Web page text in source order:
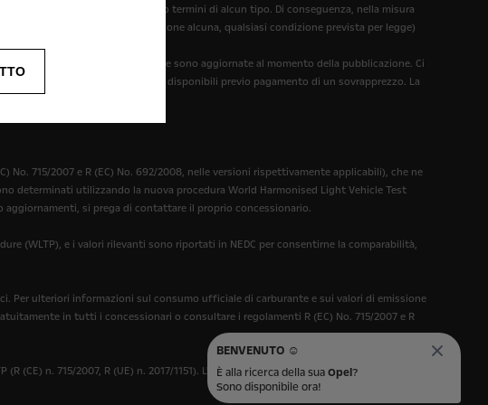
alcuna condizione, garanzia o termini di alcun tipo. Di conseguenza, nella misura
(compresi, senza limitazione alcuna, qualsiasi condizione prevista per legge)
Le informazioni fornite sono aggiornate al momento della pubblicazione. Ci
opzionali illustrati sono disponibili previo pagamento di un sovrapprezzo. La
o con costi aggiuntivi.
No. 715/2007 e R (EC) No. 692/2008, nelle versioni rispettivamente applicabili), che ne
determinati utilizzando la nuova procedura World Harmonised Light Vehicle Test
aggiornamenti, si prega di contattare il proprio concessionario.
(WLTP), e i valori rilevanti sono riportati in NEDC per consentirne la comparabilità,
Per ulteriori informazioni sul consumo ufficiale di carburante e sui valori di emissione
in tutti i concessionari o consultare i regolamenti R (EC) No. 715/2007 e R
(CE) n. 715/2007, R (UE) n. 2017/1151). L'omologazione e il certificato di conformità
BENVENUTO ☺️
È alla ricerca della suaOpel?
Sono disponibile ora!